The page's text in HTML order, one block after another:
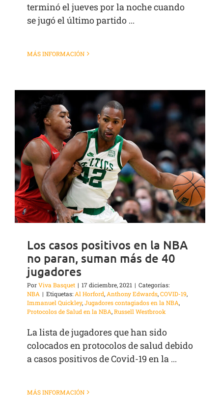
terminó el jueves por la noche cuando
se jugó el último partido ...
MÁS INFORMACIÓN
Los casos positivos en la NBA
no paran, suman más de 40
jugadores
PorViva Basquet | 17 diciembre, 2021 | Categorías:
NBA | Etiquetas: Al Horford, Anthony Edwards,COVID-19,
Immanuel Quickley,Jugadores contagiados en la NBA,
Protocolos de Salud en la NBA,Russell Westbrook
La lista de jugadores que han sido
colocados en protocolos de salud debido
a casos positivos de Covid-19 en la ...
MÁS INFORMACIÓN